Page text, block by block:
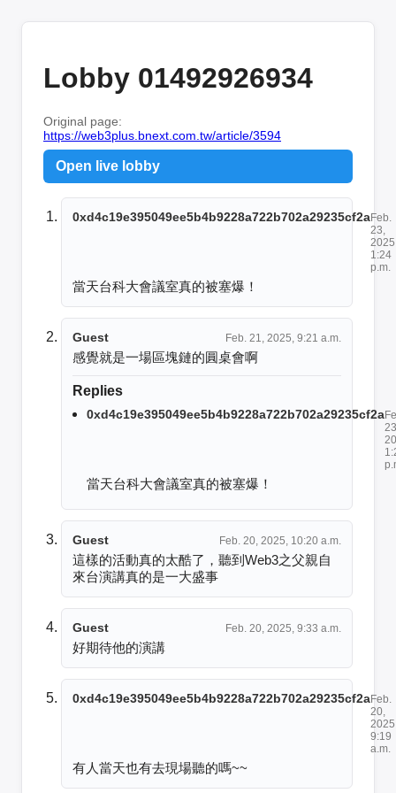
Lobby 01492926934
Original page:
https://web3plus.bnext.com.tw/article/3594
Open live lobby
0xd4c19e395049ee5b4b9228a722b702a29235cf2aFeb.
23,
1:24
p.m.
當天台科大會議室真的被塞爆！
Guest Feb. 21, 2025, 9:21 a.m.
感覺就是一場區塊鏈的圓桌會啊
Replies
0xd4c19e395049ee5b4b9228a722b702a29235cf2a
當天台科大會議室真的被塞爆！
Guest Feb. 20, 2025, 10:20 a.m.
這樣的活動真的太酷了，聽到Web3之父親自
來台演講真的是一大盛事
Guest Feb. 20, 2025, 9:33 a.m.
好期待他的演講
0xd4c19e395049ee5b4b9228a722b702a29235cf2aFeb.
20,
9:19
a.m.
有人當天也有去現場聽的嗎~~